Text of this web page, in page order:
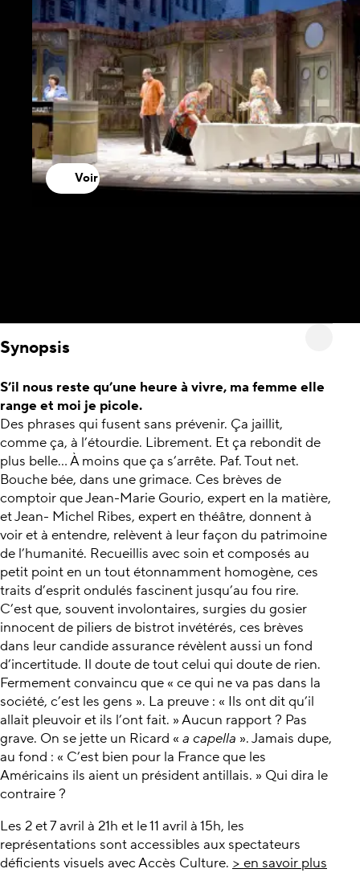
Voir
Synopsis
S’il nous reste qu’une heure à vivre, ma femme elle
range et moi je picole.
Des phrases qui fusent sans prévenir. Ça jaillit,
comme ça, à l’étourdie. Librement. Et ça rebondit de
plus belle... À moins que ça s’arrête. Paf. Tout net.
Bouche bée, dans une grimace. Ces brèves de
comptoir que Jean-Marie Gourio, expert en la matière,
et Jean- Michel Ribes, expert en théâtre, donnent à
voir et à entendre, relèvent à leur façon du patrimoine
de l’humanité. Recueillis avec soin et composés au
petit point en un tout étonnamment homogène, ces
traits d’esprit ondulés fascinent jusqu’au fou rire.
C’est que, souvent involontaires, surgies du gosier
innocent de piliers de bistrot invétérés, ces brèves
dans leur candide assurance révèlent aussi un fond
d’incertitude. Il doute de tout celui qui doute de rien.
Fermement convaincu que « ce qui ne va pas dans la
société, c’est les gens ». La preuve : « Ils ont dit qu’il
allait pleuvoir et ils l’ont fait. » Aucun rapport ? Pas
grave. On se jette un Ricard « a capella ». Jamais dupe,
au fond : « C’est bien pour la France que les
Américains ils aient un président antillais. » Qui dira le
contraire ?
Les 2 et 7 avril à 21h et le 11 avril à 15h, les
représentations sont accessibles aux spectateurs
déficients visuels avec Accès Culture. > en savoir plus